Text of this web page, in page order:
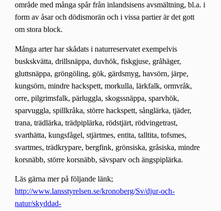
område med många spår från inlandsisens avsmältning, bl.a. i
form av åsar och dödismorän och i vissa partier är det gott
om stora block.
Många arter har skådats i naturreservatet exempelvis
buskskvätta, drillsnäppa, duvhök, fiskgjuse, gråhäger,
gluttsnäppa, gröngöling, gök, gärdsmyg, havsörn, järpe,
kungsörn, mindre hackspett, morkulla, lärkfalk, ormvråk,
orre, pilgrimsfalk, pärluggla, skogssnäppa, sparvhök,
sparvuggla, spillkråka, större hackspett, sånglärka, tjäder,
trana, trädlärka, trädpiplärka, rödstjärt, rödvingetrast,
svarthätta, kungsfågel, stjärtmes, entita, talltita, tofsmes,
svartmes, trädkrypare, bergfink, grönsiska, gråsiska, mindre
korsnäbb, större korsnäbb, sävsparv och ängspiplärka.
Läs gärna mer på följande länk;
http://www.lansstyrelsen.se/kronoberg/Sv/djur-och-
natur/skyddad-